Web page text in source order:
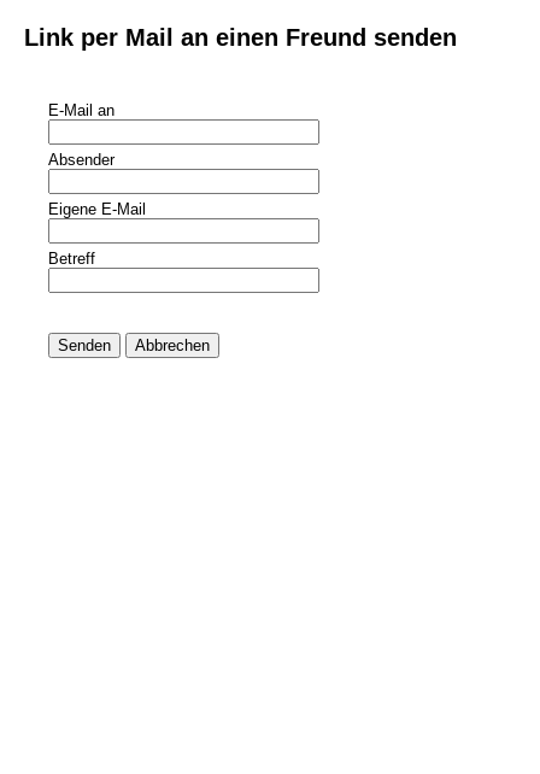
Link per Mail an einen Freund senden
E-Mail an
Absender
Eigene E-Mail
Betreff
Senden Abbrechen